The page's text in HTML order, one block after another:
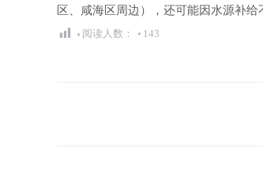
区、咸海区周边），还可能因水源补给
阅读人数： 143